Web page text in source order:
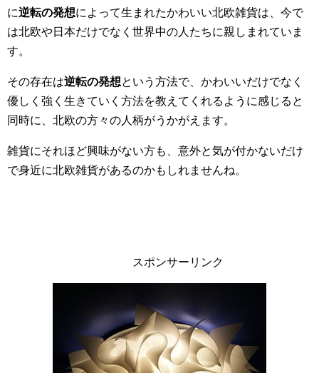
に逆転の発想によって生まれたかわいい北欧雑貨は、今で
は北欧や日本だけでなく世界中の人たちに親しまれていま
す。
その存在は逆転の発想という方法で、かわいいだけでなく
優しく強く生きていく方法を教えてくれるように感じると
同時に、北欧の方々の人柄がうかがえます。
雑貨にそれほど興味がない方も、意外と気が付かないだけ
で身近に北欧雑貨があるのかもしれませんね。
スポンサーリンク